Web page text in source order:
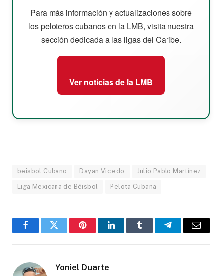
Para más información y actualizaciones sobre
los peloteros cubanos en la LMB, visita nuestra
sección dedicada a las ligas del Caribe.
Ver noticias de la LMB
beisbol Cubano Dayan Viciedo Julio Pablo Martínez
Liga Mexicana de Béisbol Pelota Cubana
FacebookTwitter PinterestLinkedInTumblr TelegramEmail
Yoniel Duarte